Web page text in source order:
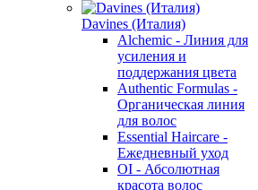
Davines (Италия)
Alchemic - Линия для
усиления и
поддержания цвета
Authentic Formulas -
Органическая линия
для волос
Essential Haircare -
Eжедневный уход
OI - Абсолютная
красота волос